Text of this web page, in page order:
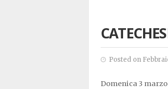
Posted on
Domenica 3 marzo